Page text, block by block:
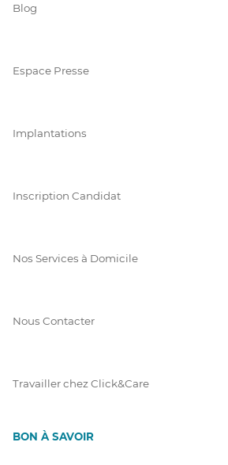
Blog
Espace Presse
Implantations
Inscription Candidat
Nos Services à Domicile
Nous Contacter
Travailler chez Click&Care
BON À SAVOIR